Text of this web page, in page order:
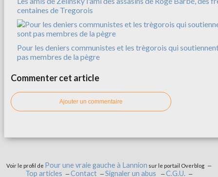
centaines de Tregorois
Pour les deniers communistes et les trègorois qui
pas membres de la pègre
Commenter cet article
Ajouter un commentaire
Voir le profil de Pour une vraie gauche à Lannion sur le portail Overblog
Top articles Contact Signaler un abus
C.G.U.